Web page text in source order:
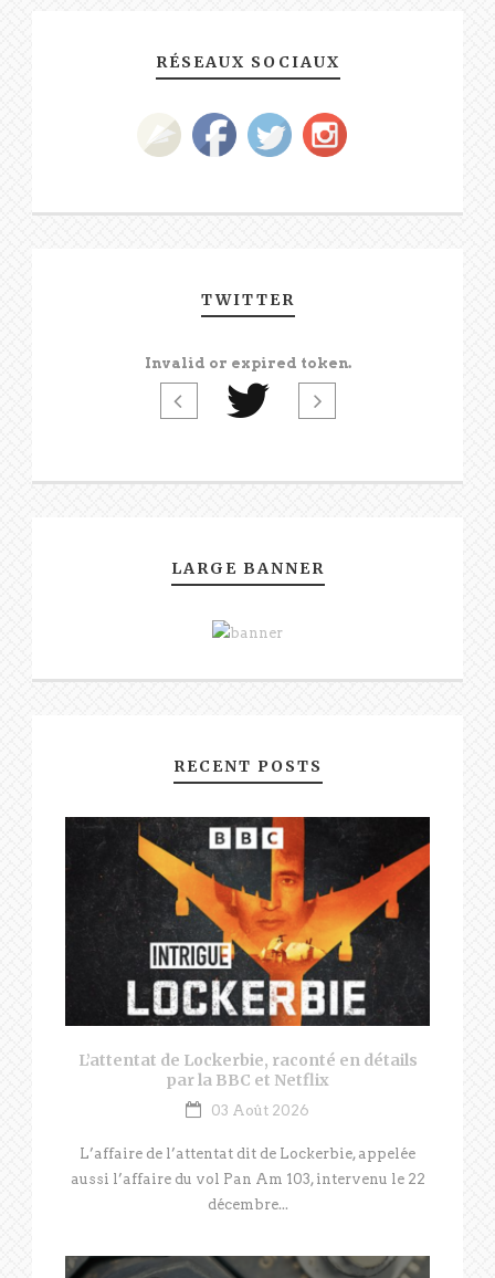
RÉSEAUX SOCIAUX
TWITTER
Invalid or expired token.
LARGE BANNER
RECENT POSTS
L’attentat de Lockerbie, raconté en détails
par la BBC et Netflix
03 Août 2026
L’affaire de l’attentat dit de Lockerbie, appelée
aussi l’affaire du vol Pan Am 103, intervenu le 22
décembre...